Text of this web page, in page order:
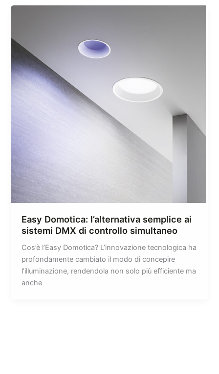
Easy Domotica: l’alternativa semplice ai
sistemi DMX di controllo simultaneo
Cos’è l’Easy Domotica? L’innovazione tecnologica ha
profondamente cambiato il modo di concepire
l’illuminazione, rendendola non solo più efficiente ma
anche